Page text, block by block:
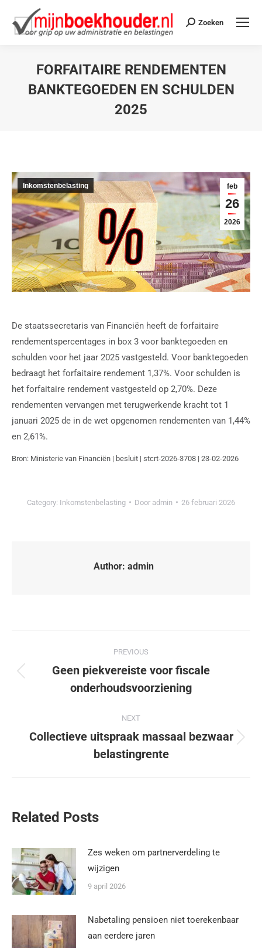
Zoeken
FORFAITAIRE RENDEMENTEN
BANKTEGOEDEN EN SCHULDEN
2025
feb
26
2026
Inkomstenbelasting
De staatssecretaris van Financiën heeft de forfaitaire
rendementspercentages in box 3 voor banktegoeden en
schulden voor het jaar 2025 vastgesteld. Voor banktegoeden
bedraagt het forfaitaire rendement 1,37%. Voor schulden is
het forfaitaire rendement vastgesteld op 2,70%. Deze
rendementen vervangen met terugwerkende kracht tot 1
januari 2025 de in de wet opgenomen rendementen van 1,44%
en 2,61%.
Bron: Ministerie van Financiën | besluit | stcrt-2026-3708 | 23-02-2026
Category: Inkomstenbelasting Door admin 26 februari 2026
Author: admin
PREVIOUS
Geen piekvereiste voor fiscale
onderhoudsvoorziening
NEXT
Collectieve uitspraak massaal bezwaar
belastingrente
Related Posts
Zes weken om partnerverdeling te
wijzigen
9 april 2026
Nabetaling pensioen niet toerekenbaar
aan eerdere jaren